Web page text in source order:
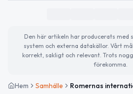
Den här artikeln har producerats med
system och externa datakällor. Vårt
korrekt, sakligt och relevant. Trots
förekomma.
Hem Samhälle